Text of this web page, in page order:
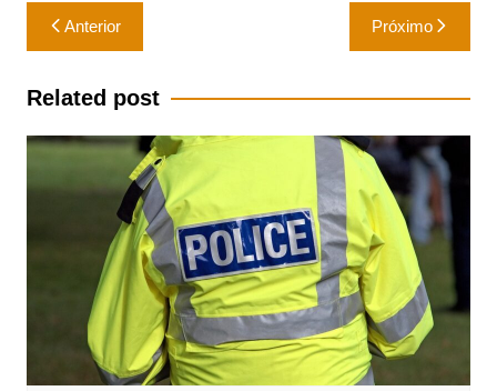
Navegação
de
Post
Anterior Próximo
Related post